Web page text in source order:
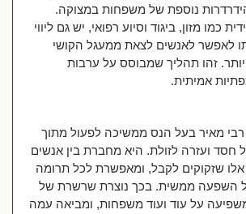
נוספת של משפחות במצוקה.
מזון, ביגוד וסיוע רפואי, יש גם ליווי
לאפשר לאנשים לצאת ממעגל הקושי
זהו תהליך שמבוסס על ערבות
אמיתית.
מאיר בעל הנס ממשיכה לפעול מתוך
ועזרה לזולת. היא מחברת בין אנשים
שזקוקים לקבל, ומאפשרת לכל תרומה
ממשית. בכך נוצרת שרשרת של
על עוד ועוד משפחות, ומביאה עמה